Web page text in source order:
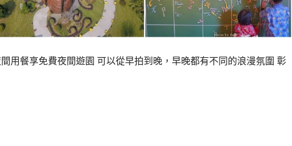
用餐享免費夜間遊園 可以從早拍到晚，早晚都有不同的浪漫氛圍 彰